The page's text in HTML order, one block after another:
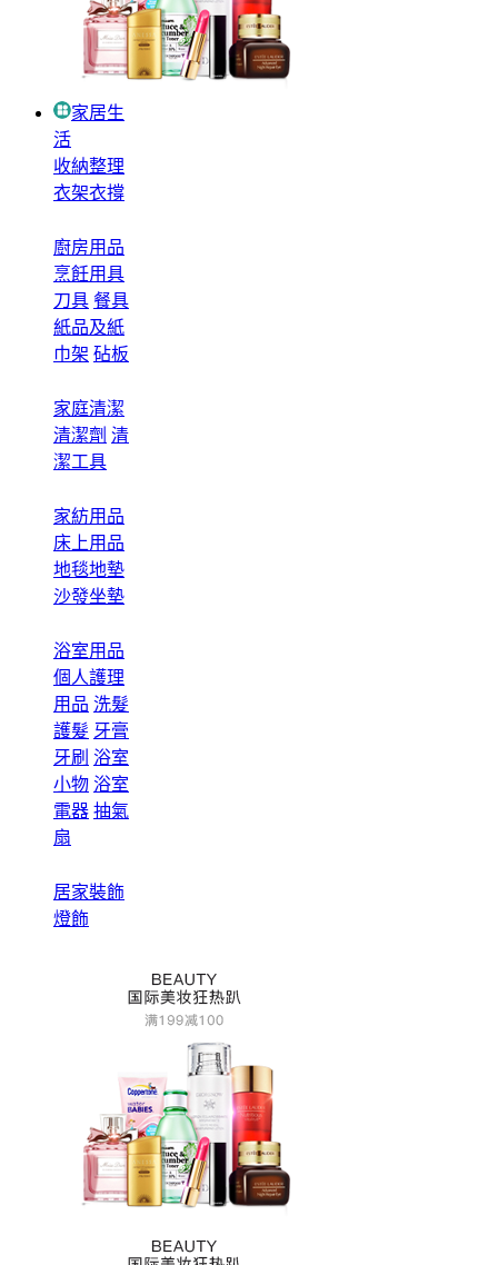
家居生
活
收納整理
衣架衣撐
廚房用品
烹飪用具
刀具 餐具
紙品及紙
巾架 砧板
家庭清潔
清潔劑 清
潔工具
家紡用品
床上用品
地毯地墊
沙發坐墊
浴室用品
個人護理
用品 洗髮
護髮 牙膏
牙刷 浴室
小物 浴室
電器 抽氣
扇
居家裝飾
燈飾